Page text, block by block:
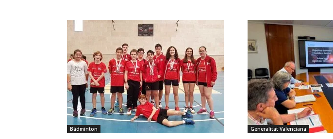
Bádminton Generalitat Valenciana